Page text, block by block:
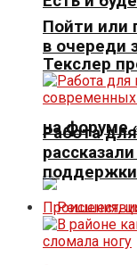
Текслер
на форуме
Пойти или
в очереди
Работа
поддержки